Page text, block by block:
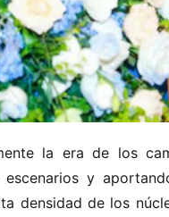
la era de los
y
densidad de los